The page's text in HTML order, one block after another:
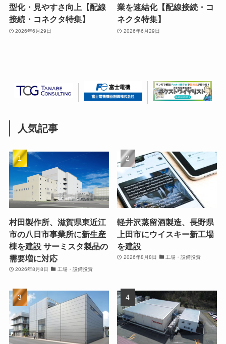
型化・見やすさ向上【配線
接続・コネクタ特集】
2026年6月29日
業を速結化【配線接続・コ
ネクタ特集】
2026年6月29日
人気記事
村田製作所、滋賀県東近江
市の八日市事業所に新生産
棟を建設 サーミスタ製品の
需要増に対応
2026年8月8日 工場・設備投資
軽井沢蒸留酒製造、長野県
上田市にウイスキー新工場
を建設
2026年8月8日 工場・設備投資